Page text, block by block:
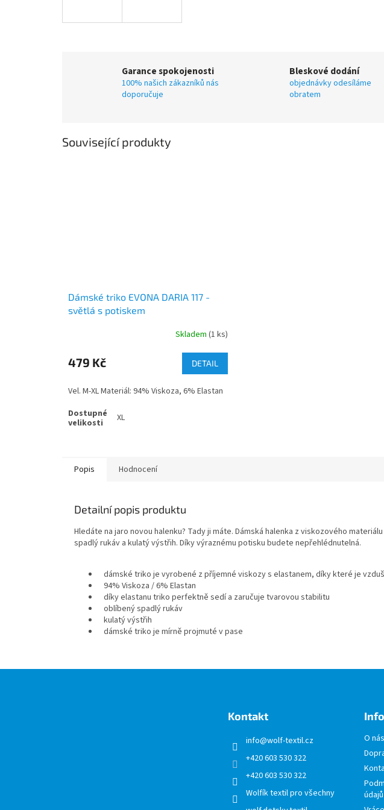
Garance spokojenosti
100% našich zákazníků nás
doporučuje
Bleskové dodání
objednávky odesíláme
obratem
Související produkty
Dámské triko EVONA DARIA 117 -
světlá s potiskem
Skladem (1 ks)
479 Kč DETAIL
Vel. M-XL Materiál: 94% Viskoza, 6% Elastan
XL
Popis Hodnocení
Detailní popis produktu
Hledáte na jaro novou halenku? Tady ji máte. Dámská halenka z viskozového
spadlý rukáv a kulatý výstřih. Díkyvýraznému potisku budete nepřehlédnutelná.
dámské triko je vyrobené z příjemné viskozys elastanem, díky které je
94% Viskoza / 6% Elastan
díky elastanu triko perfektně sedí a zaručuje tvarovou stabilitu
oblíbený spadlý rukáv
kulatý výstřih
dámské triko je mírně projmuté v pase
Kontakt
info@wolf-textil.cz
+420 603 530 322
+420 603 530 322
Wolfík textil pro všechny
O nás
údajů